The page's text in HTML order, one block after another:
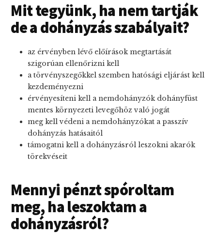
Mit tegyünk, ha nem tartják
de a dohányzás szabályait?
az érvényben lévő előírások megtartását
szigorúan ellenőrizni kell
a törvényszegőkkel szemben hatósági eljárást kell
kezdeményezni
érvényesíteni kell a nemdohányzók dohányfüst
mentes környezeti levegőhöz való jogát
meg kell védeni a nemdohányzókat a passzív
dohányzás hatásaitól
támogatni kell a dohányzásról leszokni akarók
törekvéseit
Mennyi pénzt spóroltam
meg, ha leszoktam a
dohányzásról?